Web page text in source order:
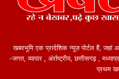
खबरभूमि एक प्रादेशिक न्यूज़ पोर्टल हैं,
-जगत, व्यापार , अंर्राष्ट्रीय, छत्तीसगढ़ ,
प्रथम